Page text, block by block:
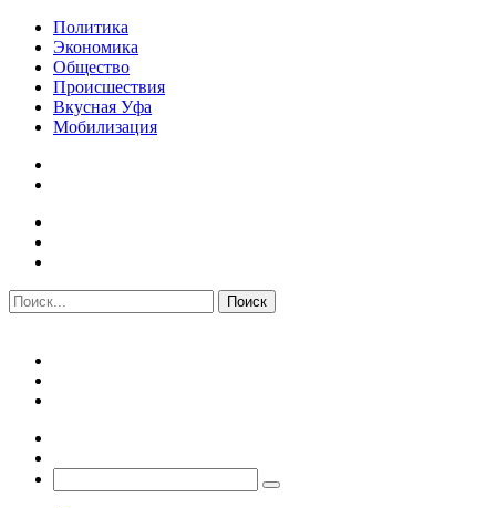
Политика
Экономика
Общество
Происшествия
Вкусная Уфа
Мобилизация